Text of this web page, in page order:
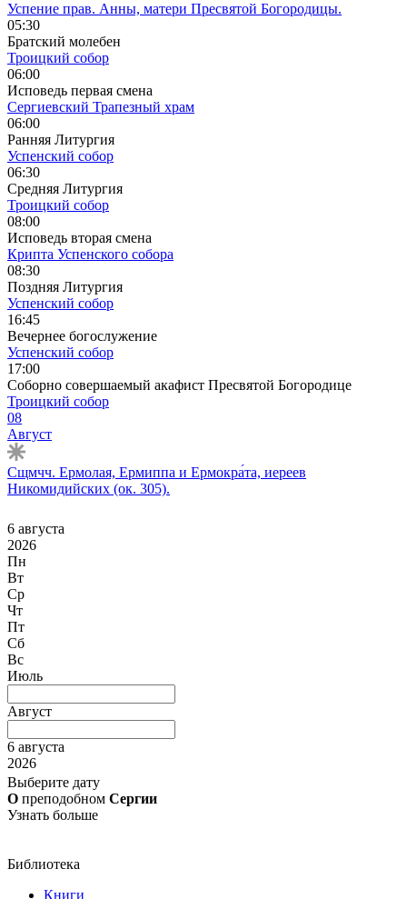
Успение прав. Анны, матери Пресвятой Богородицы.
05:30
Братский молебен
Троицкий собор
06:00
Исповедь первая смена
Сергиевский Трапезный храм
06:00
Ранняя Литургия
Успенский собор
06:30
Средняя Литургия
Троицкий собор
08:00
Исповедь вторая смена
Крипта Успенского собора
08:30
Поздняя Литургия
Успенский собор
16:45
Вечернее богослужение
Успенский собор
17:00
Соборно совершаемый акафист Пресвятой Богородице
Троицкий собор
08
Август
Сщмчч. Ермолая, Ермиппа и Ермокра́та, иереев
Никомидийских (ок. 305).
6 августа
2026
Пн
Вт
Ср
Чт
Пт
Сб
Вс
Июль
Август
6 августа
2026
Выберите дату
О преподобном Сергии
Узнать больше
Библиотека
Книги